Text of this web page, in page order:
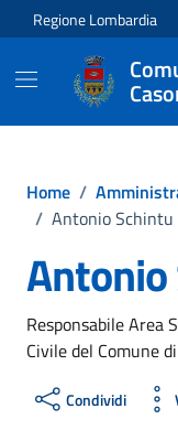
Vai ai contenuti
Vai al footer
Regione Lombardia
Home /
/ Antonio Schintu
Responsabile Area
Civile del Comune
Condividi